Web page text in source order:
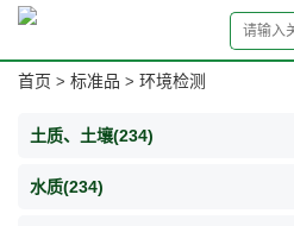
首页 > 标准品 > 环境检测
土质、土壤(234)
水质(234)